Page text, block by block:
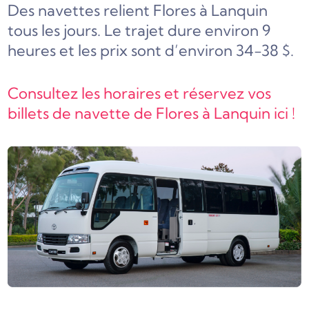
Des navettes relient Flores à Lanquin
tous les jours. Le trajet dure environ 9
heures et les prix sont d’environ 34-38 $.
Consultez les horaires et réservez vos
billets de navette de Flores à Lanquin ici !